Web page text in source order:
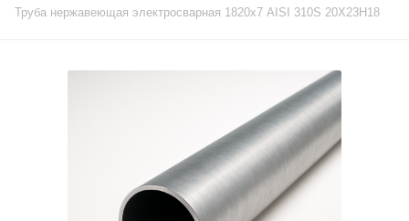
Труба нержавеющая электросварная 1820х7 AISI 310S 20Х23Н18